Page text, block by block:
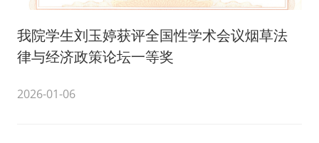
我院学生刘玉婷获评全国性学术会议烟草法
律与经济政策论坛一等奖
2026-01-06